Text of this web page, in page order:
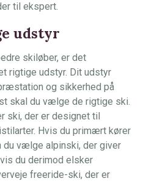
til ekspert.
udstyr
skiløber, er det
rigtige udstyr. Dit udstyr
og sikkerhed på
skal du vælge de rigtige ski.
ski, der er designet til
Hvis du primært kører
du vælge alpinski, der giver
du derimod elsker
freeride-ski, der er